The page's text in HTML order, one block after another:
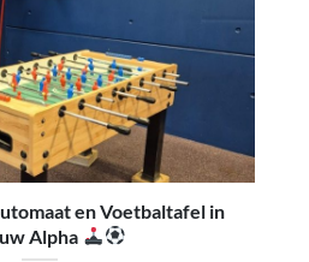
en Voetbaltafel in
Alpha